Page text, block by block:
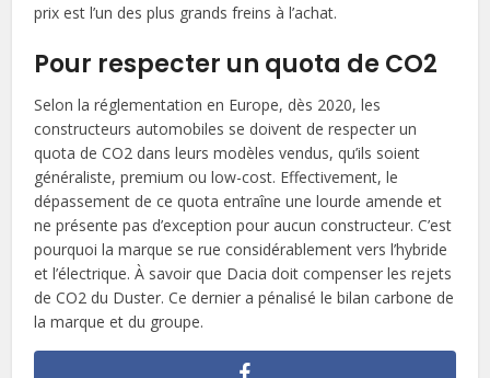
prix est l’un des plus grands freins à l’achat.
Pour respecter un quota de CO2
Selon la réglementation en Europe, dès 2020, les
constructeurs automobiles se doivent de respecter un
quota de CO2 dans leurs modèles vendus, qu’ils soient
généraliste, premium ou low-cost. Effectivement, le
dépassement de ce quota entraîne une lourde amende et
ne présente pas d’exception pour aucun constructeur. C’est
pourquoi la marque se rue considérablement vers l’hybride
et l’électrique. À savoir que Dacia doit compenser les rejets
de CO2 du Duster. Ce dernier a pénalisé le bilan carbone de
la marque et du groupe.